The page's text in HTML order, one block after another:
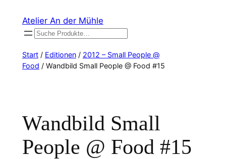
Inhalt
springen
Atelier An der Mühle
Suchen
Start/ Editionen/ 2012 – Small People @
Food / Wandbild Small People @ Food #15
Wandbild Small
People @ Food #15